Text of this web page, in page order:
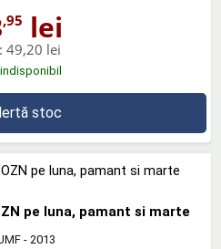
,95 lei
49,20 lei
stoc
pe luna, pamant si marte
- 2013